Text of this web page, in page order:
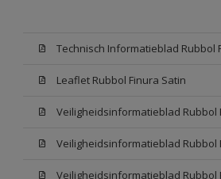
Leaflet Rubbol Finura Satin